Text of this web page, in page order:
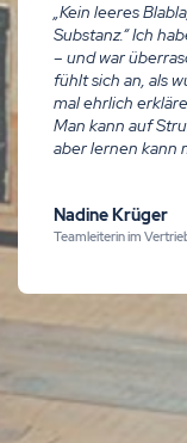
„Kein leeres
Substanz.“ Ich
– und war
fühlt sich an, als
mal ehrlich
Man kann auf
aber lernen kann
Nadine Krüger
Teamleiterin im